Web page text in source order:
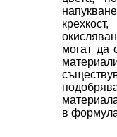
могат да
в